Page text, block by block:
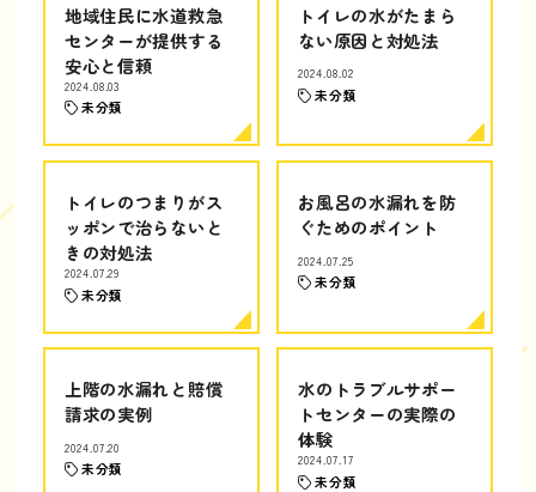
地域住民に水道救急
センターが提供する
安心と信頼
2024.08.03
未分類
トイレの水がたまら
ない原因と対処法
2024.08.02
未分類
トイレのつまりがス
ッポンで治らないと
きの対処法
2024.07.29
未分類
お風呂の水漏れを防
ぐためのポイント
2024.07.25
未分類
上階の水漏れと賠償
請求の実例
2024.07.20
未分類
水のトラブルサポー
トセンターの実際の
体験
2024.07.17
未分類